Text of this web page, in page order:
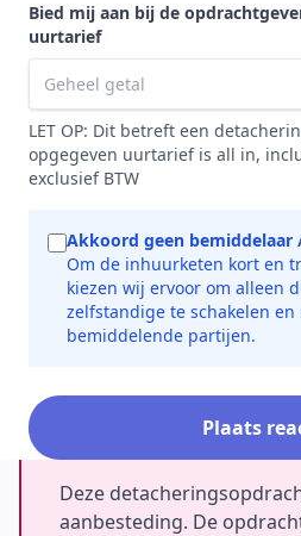
Bied mij aan bij de
uurtarief
LET OP: Dit betreft een
opgegeven uurtarief is all in,
exclusief BTW
Akkoord geen bemiddelaar
Om de inhuurketen kort en
kiezen wij ervoor om alleen
zelfstandige te schakelen
bemiddelende partijen.
Plaats
Deze
aanbesteding. De